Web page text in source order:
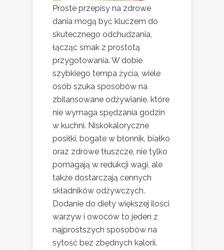
Proste przepisy na zdrowe
dania mogą być kluczem do
skutecznego odchudzania,
łącząc smak z prostotą
przygotowania. W dobie
szybkiego tempa życia, wiele
osób szuka sposobów na
zbilansowane odżywianie, które
nie wymaga spędzania godzin
w kuchni. Niskokaloryczne
posiłki, bogate w błonnik, białko
oraz zdrowe tłuszcze, nie tylko
pomagają w redukcji wagi, ale
także dostarczają cennych
składników odżywczych.
Dodanie do diety większej ilości
warzyw i owoców to jeden z
najprostszych sposobów na
sytość bez zbędnych kalorii.